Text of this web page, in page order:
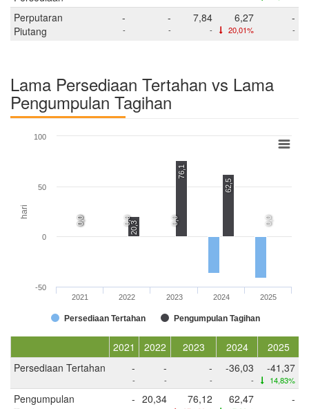
Perputaran
Piutang
-
-
-
-
7,84
-
6,27
20,01%
-
-
Lama Persediaan Tertahan vs Lama
Pengumpulan Tagihan
hari
0,0 0,0 0,0
0,0 20,3
76,1
62,5
0,0
Persediaan Tertahan Pengumpulan Tagihan
2021 2022 2023 2024 2025
-50
0
50
100
2021 2022 2023 2024
2025
Persediaan Tertahan
-
-
-
-
-
-
-36,03
-
-41,37
14,83%
Pengumpulan
- 20,34 76,12 62,47 -